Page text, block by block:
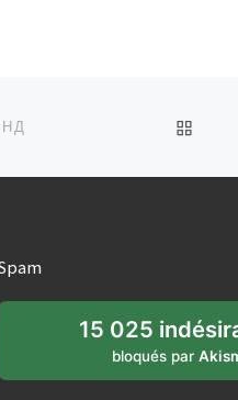
15 025
bloqués par